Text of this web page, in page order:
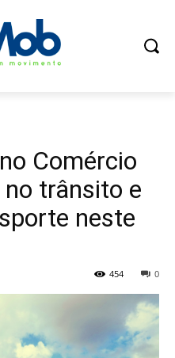
Comércio
trânsito e
neste
0
454